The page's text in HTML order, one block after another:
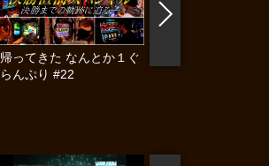
帰ってきた なんとか１ぐ
らんぷり #22